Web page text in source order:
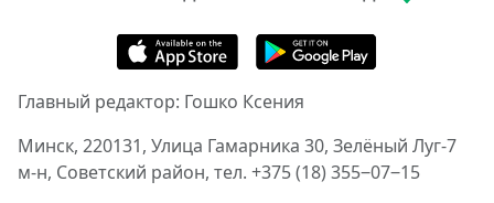
Главный редактор: Гошко Ксения
Минск, 220131, Улица Гамарника 30, Зелёный Луг-7
м-н, Советский район, тел. +375 (18) 355‒07‒15